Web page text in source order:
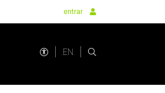
entrar
EN